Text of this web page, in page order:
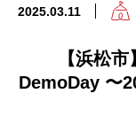
2025.03.11
【浜松
DemoDay 〜